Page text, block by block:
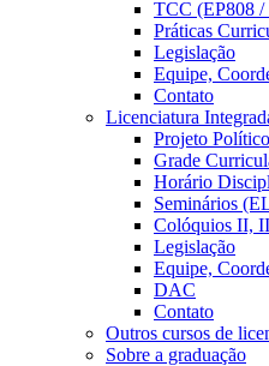
TCC (EP808 /
Práticas
Legislação
Equipe,
Contato
Licenciatura
Projeto
Grade
Horário
Seminários
Colóquios II,
Legislação
Equipe,
DAC
Contato
Outros cursos de
Sobre a graduação